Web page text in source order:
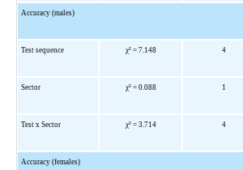
Accuracy (males)
Test sequence χ² = 7.148 4
Sector χ² = 0.088 1
Test x Sector χ² = 3.714 4
Accuracy (females)